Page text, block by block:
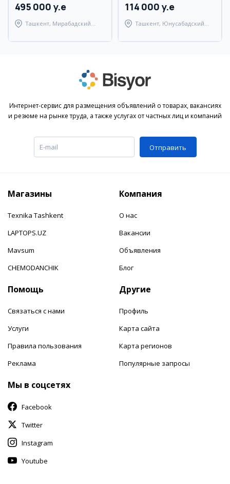
495 000 y.e
Ташкент, Мирабадский
114 000 y.e
Ташкент, Юнусабадский
Интернет-сервис для размещения объявлений о товарах, вакансиях
и резюме на рынке труда, а также услугах от частных лиц и компаний
Отправить
Магазины
Texnika Tashkent
LAPTOPS.UZ
Mavsum
CHEMODANCHIK
Компания
О нас
Вакансии
Объявления
Блог
Помощь
Связаться с нами
Услуги
Правила пользования
Реклама
Другие
Профиль
Карта сайта
Карта регионов
Популярные запросы
Мы в соцсетях
Facebook
Twitter
Instagram
Youtube